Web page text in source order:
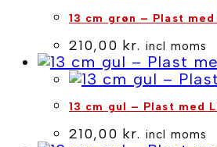
13 cm grøn – Plast
210,00 kr. incl moms
13 cm gul – Plast med
210,00 kr. incl moms